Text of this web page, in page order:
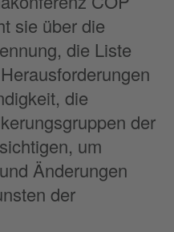
sie über die
die Liste
die
der
um
Änderungen
der